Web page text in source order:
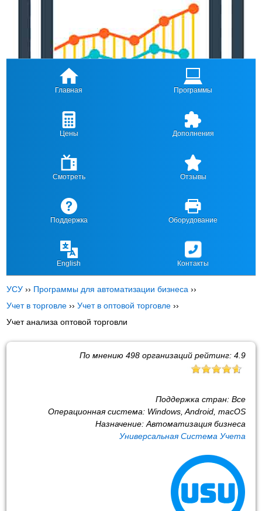
Главная Программы
Цены Дополнения
Смотреть Отзывы
Поддержка Оборудование
English Контакты
УСУ ›› Программы для автоматизации бизнеса ››
Учет в торговле ››Учет в оптовой торговле ››
Учет анализа оптовой торговли
По мнению 498организаций рейтинг: 4.9
Поддержка стран: Все
Операционная система: Windows, Android, macOS
Назначение: Автоматизация бизнеса
Универсальная Система Учета